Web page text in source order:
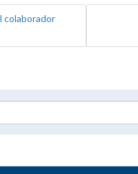
colaborador